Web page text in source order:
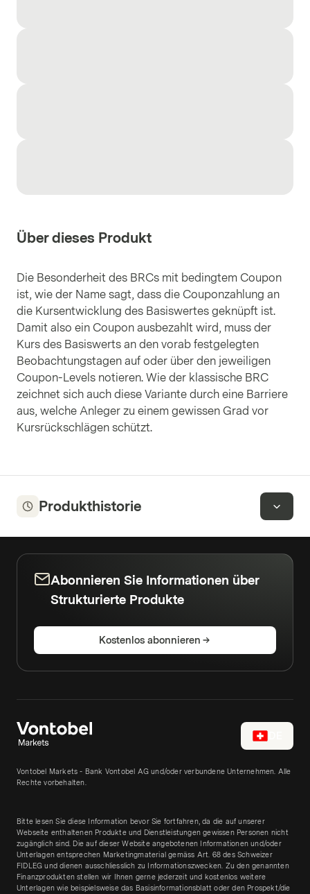
Über dieses Produkt
Die Besonderheit des BRCs mit bedingtem Coupon
ist, wie der Name sagt, dass die Couponzahlung an
die Kursentwicklung des Basiswertes geknüpft ist.
Damit also ein Coupon ausbezahlt wird, muss der
Kurs des Basiswerts an den vorab festgelegten
Beobachtungstagen auf oder über den jeweiligen
Coupon-Levels notieren. Wie der klassische BRC
zeichnet sich auch diese Variante durch eine Barriere
aus, welche Anleger zu einem gewissen Grad vor
Kursrückschlägen schützt.
Produkthistorie
Abonnieren Sie Informationen über
Strukturierte Produkte
Kostenlos abonnieren
Vontobel Markets - Bank Vontobel AG und/oder verbundene Unternehmen. Alle
Rechte vorbehalten.
Bitte lesen Sie diese Information bevor Sie fortfahren, da die auf unserer
Webseite enthaltenen Produkte und Dienstleistungen gewissen Personen nicht
zugänglich sind. Die auf dieser Website angebotenen Informationen und/oder
Unterlagen entsprechen Marketingmaterial gemäss Art. 68 des Schweizer
FIDLEG und dienen ausschliesslich zu Informationszwecken. Zu den genannten
Finanzprodukten stellen wir Ihnen gerne jederzeit und kostenlos weitere
Unterlagen wie beispielsweise das Basisinformationsblatt oder den Prospekt/die